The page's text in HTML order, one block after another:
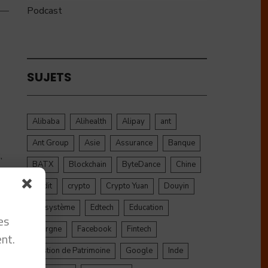
Podcast
SUJETS
Alibaba Alihealth Alipay
ant
Ant Group
Asie Assurance
Banque
BATX
Blockchain ByteDance
Chine
credit
crypto Crypto Yuan
Douyin
Ecosystème
Edtech
Education
Epargne
Facebook
Fintech
Gestion de Patrimoine
Google
Inde